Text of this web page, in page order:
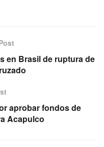
en Brasil de ruptura de
aprobar fondos de
Acapulco